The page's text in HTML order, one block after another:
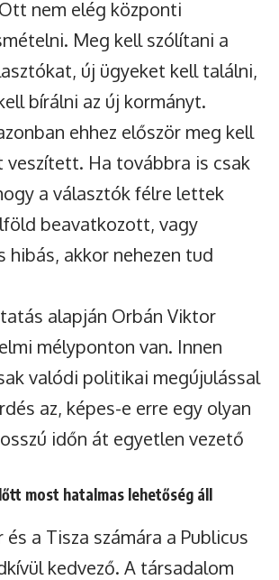
nem elég központi
Meg kell szólítani a
új ügyeket kell találni,
bírálni az új kormányt.
ehhez először meg kell
veszített. Ha továbbra is csak
a választók félre lettek
beavatkozott, vagy
hibás, akkor nehezen tud
alapján Orbán Viktor
mélyponton van. Innen
valódi politikai megújulással
az, képes-e erre egy olyan
időn át egyetlen vezető
most hatalmas lehetőség áll
és a Tisza számára a Publicus
kedvező. A társadalom